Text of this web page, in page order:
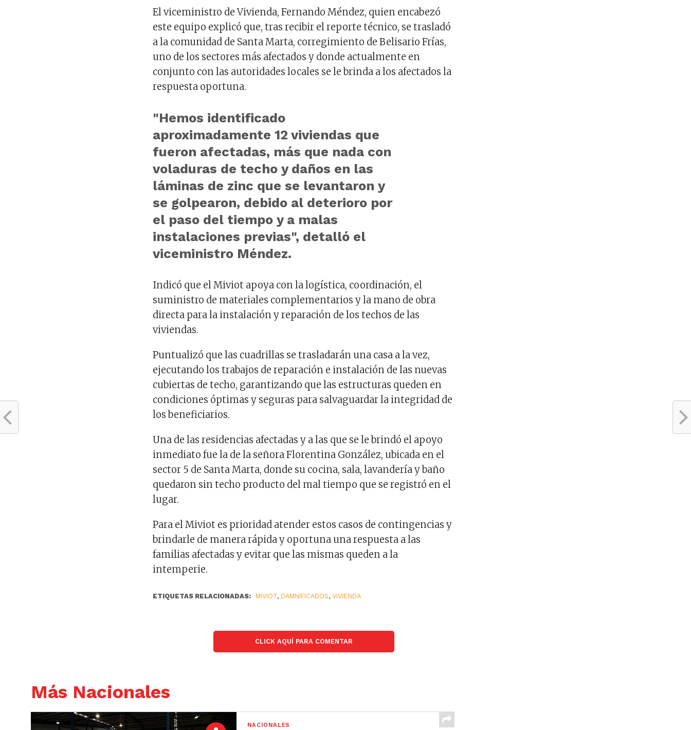
El viceministro de Vivienda, Fernando Méndez, quien encabezó
este equipo explicó que, tras recibir el reporte técnico, se trasladó
a la comunidad de Santa Marta, corregimiento de Belisario Frías,
uno de los sectores más afectados y donde actualmente en
conjunto con las autoridades locales se le brinda a los afectados la
respuesta oportuna.
​"Hemos identificado
aproximadamente 12 viviendas que
fueron afectadas, más que nada con
voladuras de techo y daños en las
láminas de zinc que se levantaron y
se golpearon, debido al deterioro por
el paso del tiempo y a malas
instalaciones previas", detalló el
viceministro Méndez.
​Indicó que el Miviot apoya con la logística, coordinación, el
suministro de materiales complementarios y la mano de obra
directa para la instalación y reparación de los techos de las
viviendas.
Puntualizó que las cuadrillas se trasladarán una casa a la vez,
ejecutando los trabajos de reparación e instalación de las nuevas
cubiertas de techo, garantizando que las estructuras queden en
condiciones óptimas y seguras para salvaguardar la integridad de
los beneficiarios.
Una de las residencias afectadas y a las que se le brindó el apoyo
inmediato fue la de la señora Florentina González, ubicada en el
sector 5 de Santa Marta, donde su cocina, sala, lavandería y baño
quedaron sin techo producto del mal tiempo que se registró en el
lugar.
Para el Miviot es prioridad atender estos casos de contingencias y
brindarle de manera rápida y oportuna una respuesta a las
familias afectadas y evitar que las mismas queden a la
intemperie.
ETIQUETAS RELACIONADAS: MIVIOT,DAMNIFICADOS,VIVIENDA
CLICK AQUÍ PARA COMENTAR
Más Nacionales
NACIONALES